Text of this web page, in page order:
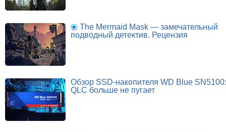
The Mermaid Mask — замечательный
подводный детектив. Рецензия
Обзор SSD-накопителя WD Blue SN5100:
QLC больше не пугает